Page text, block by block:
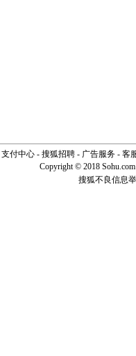
支付中心- 搜狐招聘- 广告服务- 客
Copyright © 2018
搜狐不良信息